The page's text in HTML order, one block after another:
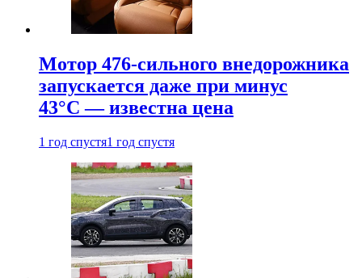
Мотор 476-сильного внедорожника
запускается даже при минус
43°С — известна цена
1 год спустя1 год спустя